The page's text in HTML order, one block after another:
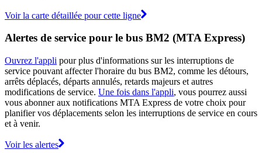
Voir la carte détaillée pour cette ligne
Alertes de service pour le bus BM2 (MTA Express)
Ouvrez l'appli pour plus d'informations sur les interruptions de
service pouvant affecter l'horaire du bus BM2, comme les détours,
arrêts déplacés, départs annulés, retards majeurs et autres
modifications de service. Une fois dans l'appli, vous pourrez aussi
vous abonner aux notifications MTA Express de votre choix pour
planifier vos déplacements selon les interruptions de service en cours
et à venir.
Voir les alertes